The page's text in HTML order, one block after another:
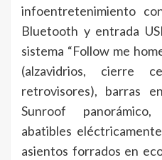
infoentretenimiento
Bluetooth y entrada
sistema “Follow me
(alzavidrios, cierre
retrovisores), barras
Sunroof
abatibles
asientos forrados en